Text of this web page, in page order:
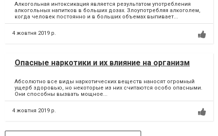
Алкогольная интоксикация является результатом употребления
алкогольных напитков в больших дозах. Злоупотребляя алкоголем,
когда человек постоянно и в больших объемах выпивает...
4 жовтня 2019 р.
Опасные наркотики и их влияние на организм
Абсолютно все виды наркотических веществ наносят огромный
ущерб здоровью, но некоторые из них считаются особо опасными.
Они способны вызвать мощное...
4 жовтня 2019 р.